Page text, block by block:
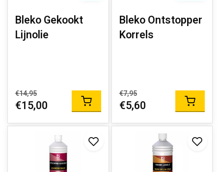
Bleko Gekookt
Lijnolie
€14,95
€15,00
Bleko Ontstopper
Korrels
€7,95
€5,60